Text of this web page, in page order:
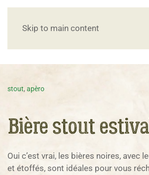
Skip to main content
stout, apèro
Bière stout
Oui c’est vrai, les bières noires, avec
et étoffés, sont idéales pour vous